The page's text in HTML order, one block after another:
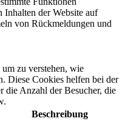
Inhalten der Website auf
von Rückmeldungen und
zu verstehen, wie
Diese Cookies helfen bei der
die Anzahl der Besucher, die
Beschreibung